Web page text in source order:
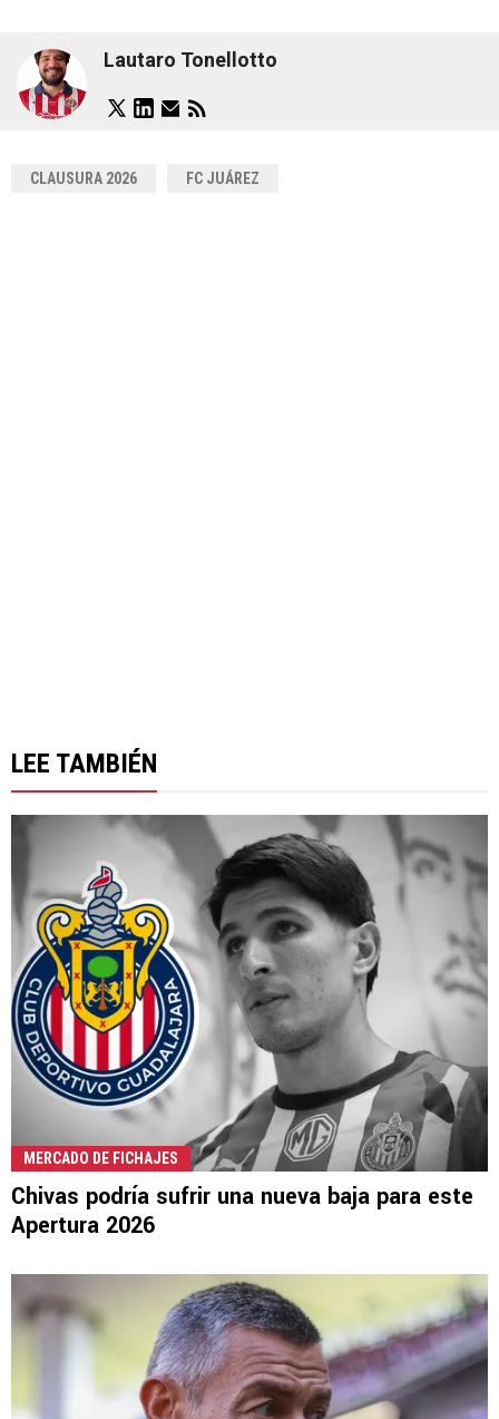
Lautaro Tonellotto
CLAUSURA 2026 FC JUÁREZ
LEE TAMBIÉN
MERCADO DE FICHAJES
Chivas podría sufrir una nueva baja para este
Apertura 2026